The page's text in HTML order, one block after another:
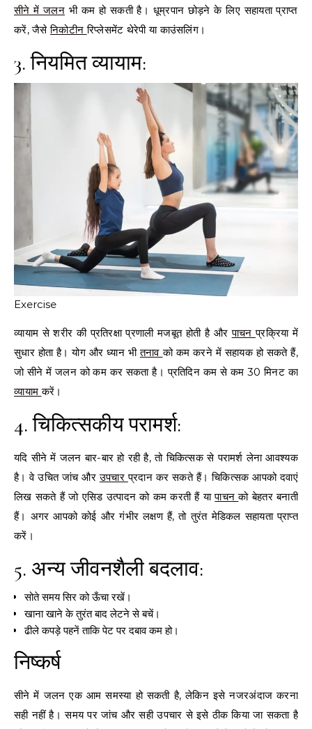
सीने में जलन भी कम हो सकती है। धूम्रपान छोड़ने के लिए सहायता प्राप्त
करें, जैसेनिकोटीनरिप्लेसमेंट थेरेपी या काउंसलिंग।
3. नियमित व्यायाम:
Exercise
व्यायाम से शरीर की प्रतिरक्षा प्रणाली मजबूत होती है औरपाचनप्रक्रिया में
सुधार होता है। योग और ध्यान भीतनावको कम करने में सहायक हो सकते हैं,
जो सीने में जलन को कम कर सकता है। प्रतिदिन कम से कम 30 मिनट का
व्यायामकरें।
4. चिकित्सकीय परामर्श:
यदि सीने में जलन बार-बार हो रही है, तो चिकित्सक से परामर्श लेना आवश्यक
है। वे उचित जांच औरउपचारप्रदान कर सकते हैं। चिकित्सक आपको दवाएं
लिख सकते हैं जो एसिड उत्पादन को कम करती हैं यापाचनको बेहतर बनाती
हैं। अगर आपको कोई और गंभीर लक्षण हैं, तो तुरंत मेडिकल सहायता प्राप्त
करें।
5. अन्य जीवनशैली बदलाव:
सोते समय सिर को ऊँचा रखें।
खाना खाने के तुरंत बाद लेटने से बचें।
ढीले कपड़े पहनें ताकि पेट पर दबाव कम हो।
निष्कर्ष
सीने में जलन एक आम समस्या हो सकती है, लेकिन इसे नजरअंदाज करना
सही नहीं है। समय पर जांच और सही उपचार से इसे ठीक किया जा सकता है